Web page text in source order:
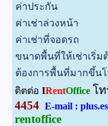
ค่าประกัน
ค่าเช่าล่วงหน้า
ค่าเช่าที่จอดรถ
ขนาดพื้นที่ให้เช่าเริ่ม
ต้องการพื้นที่มากขึ้น
ติตต่อ IRentOffice โท
4454 E-mail :
rentoffice